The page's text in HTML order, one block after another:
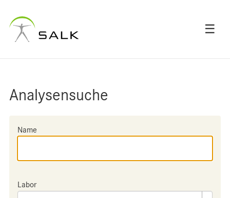
☰
Analysensuche
Name
Labor